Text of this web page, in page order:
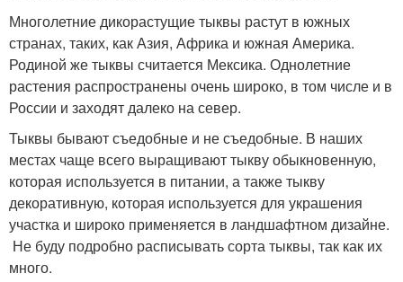
Многолетние дикорастущие тыквы растут в южных
странах, таких, как Азия, Африка и южная Америка.
Родиной же тыквы считается Мексика. Однолетние
растения распространены очень широко, в том числе и в
России и заходят далеко на север.
Тыквы бывают съедобные и не съедобные. В наших
местах чаще всего выращивают тыкву обыкновенную,
которая используется в питании, а также тыкву
декоративную, которая используется для украшения
участка и широко применяется в ландшафтном дизайне.
Не буду подробно расписывать сорта тыквы, так как их
много.